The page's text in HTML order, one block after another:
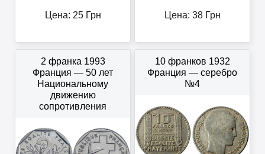
Цена: 25Грн Цена: 38Грн
2 франка 1993
Франция — 50 лет
Национальному
движению
сопротивления
10 франков 1932
Франция — серебро
№4